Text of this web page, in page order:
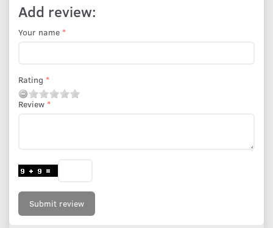
Add review:
Your name
Rating
Review
Submit review